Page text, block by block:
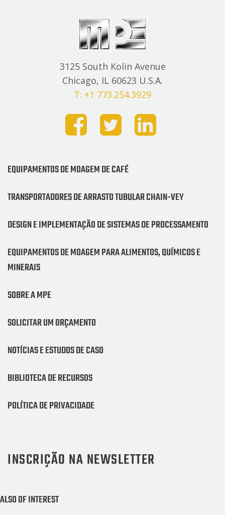
3125 South Kolin Avenue
Chicago, IL 60623 U.S.A.
T: +1 773.254.3929
EQUIPAMENTOS DE MOAGEM DE CAFÉ
TRANSPORTADORES DE ARRASTO TUBULAR CHAIN-VEY
DESIGN E IMPLEMENTAÇÃO DE SISTEMAS DE PROCESSAMENTO
EQUIPAMENTOS DE MOAGEM PARA ALIMENTOS, QUÍMICOS E
MINERAIS
SOBRE A MPE
SOLICITAR UM ORÇAMENTO
NOTÍCIAS E ESTUDOS DE CASO
BIBLIOTECA DE RECURSOS
POLÍTICA DE PRIVACIDADE
INSCRIÇÃO NA NEWSLETTER
ALSO OF INTEREST